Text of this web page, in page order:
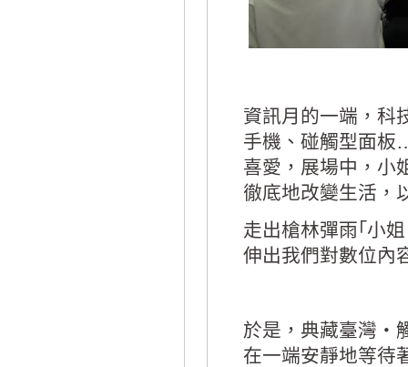
資訊月的一端，科
手機、碰觸型面板
喜愛，展場中，小
徹底地改變生活，
走出槍林彈雨｢小
伸出我們對數位內
於是，典藏臺灣‧
在一端安靜地等待